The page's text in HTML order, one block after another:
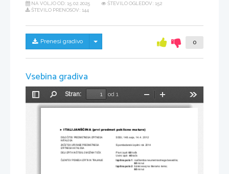
NA VOLJO OD: 15.02.2025
ŠTEVILO OGLEDOV: 152
ŠTEVILO PRENOSOV: 144
Prenesi gradivo Skrij/prikaži meni 0
Vsebina gradiva
Preklopi
stransko
Stran:
od 1
Pomanjšaj
► ITALIJANŠČINA (prvi predmet poklicne mature)
DOLOČITEV PREDMETNEGA IZPITNEGA
KATALOGA
SSSI, 148. seja, 14. 4. 2012
ZAČETEK UPORABE PREDMETNEGA
IZPITNEGA KATALOGA
Spomladanski izpitni rok 2014
DELI IZPITA IN ŠTEVILO MOŽNIH TOČK Pisni izpit: 60 točk
Ustni izpit: 40 točk
ČLENITEV PISNEGA IZPITA IN TRAJANJE Izpitna pola 1 : razčlemba neumetnostnega besedila;
60 minut
Izpitna pola 2: šolski esej na literarno temo;
60 minut